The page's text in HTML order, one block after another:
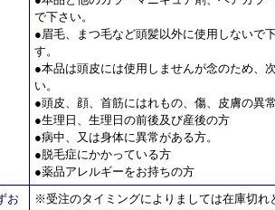
で下さい。
●眉毛、まつ毛など頭髪以外に使用しないで
す。
●本品は頭皮には使用しませんが念のため、
い。
●頭皮、顔、首筋にはれもの、傷、皮膚の異
●生理日、生理日の前後及び産後の方
●病中、又は身体に異常がある方。
●脱毛症にかかっている方
●薬品アレルギーをお持ちの方
お
※受注のタイミングによりましては在庫切れ